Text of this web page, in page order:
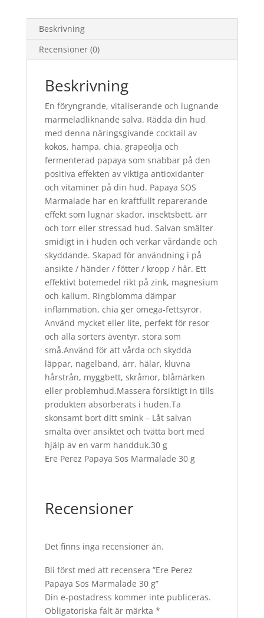
Beskrivning
Recensioner (0)
Beskrivning
En föryngrande, vitaliserande och lugnande
marmeladliknande salva. Rädda din hud
med denna näringsgivande cocktail av
kokos, hampa, chia, grapeolja och
fermenterad papaya som snabbar på den
positiva effekten av viktiga antioxidanter
och vitaminer på din hud. Papaya SOS
Marmalade har en kraftfullt reparerande
effekt som lugnar skador, insektsbett, ärr
och torr eller stressad hud. Salvan smälter
smidigt in i huden och verkar vårdande och
skyddande. Skapad för användning i på
ansikte / händer / fötter / kropp / hår. Ett
effektivt botemedel rikt på zink, magnesium
och kalium. Ringblomma dämpar
inflammation, chia ger omega-fettsyror.
Använd mycket eller lite, perfekt för resor
och alla sorters äventyr, stora som
små.Använd för att vårda och skydda
läppar, nagelband, ärr, hälar, kluvna
hårstrån, myggbett, skråmor, blåmärken
eller problemhud.Massera försiktigt in tills
produkten absorberats i huden.Ta
skonsamt bort ditt smink – Låt salvan
smälta över ansiktet och tvätta bort med
hjälp av en varm handduk.30 g
Ere Perez Papaya Sos Marmalade 30 g
Recensioner
Det finns inga recensioner än.
Bli först med att recensera ”Ere Perez
Papaya Sos Marmalade 30 g”
Din e-postadress kommer inte publiceras.
Obligatoriska fält är märkta *